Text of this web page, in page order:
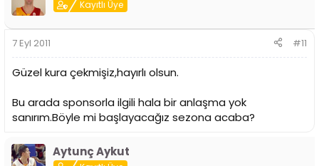
Kayıtlı Üye
7 Eyl 2011 #11
Güzel kura çekmişiz,hayırlı olsun.
Bu arada sponsorla ilgili hala bir anlaşma yok
sanırım.Böyle mi başlayacağız sezona acaba?
Aytunç Aykut